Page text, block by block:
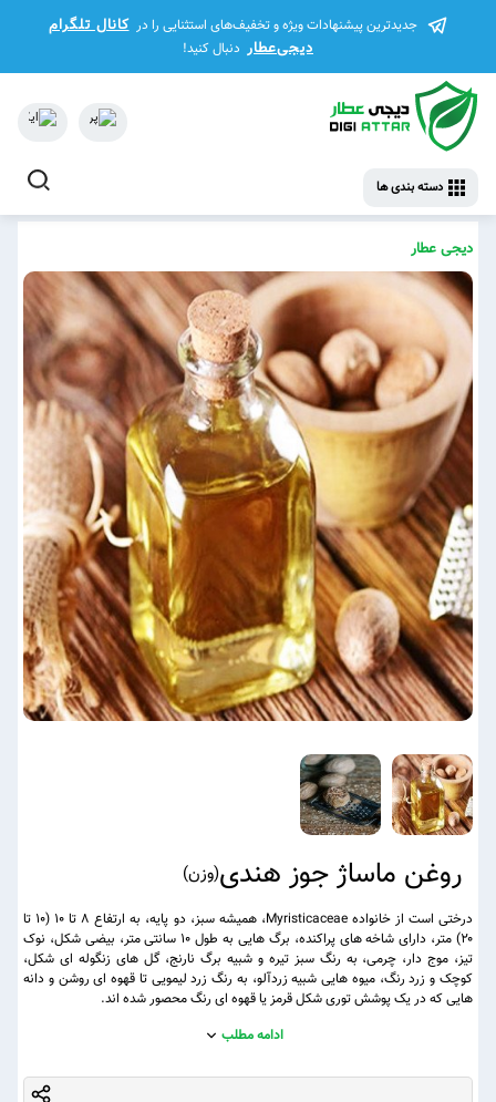
جدیدترین پیشنهادات ویژه و تخفیف‌های استثنایی را در کانال تلگرام
دیجی‌عطار دنبال کنید!
دسته بندی ها
دیجی عطار
روغن ماساژ جوز هندی(وزن)
درختی است از خانواده Myristicaceae، همیشه سبز، دو پایه، به ارتفاع ۸ تا ۱۰ (۱۰ تا
۲۰) متر، دارای شاخه های پراکنده، برگ هایی به طول ۱۰ سانتی متر، بیضی شکل، نوک
تیز، موج دار، چرمی، به رنگ سبز تیره و شبیه برگ نارنج، گل های زنگوله ای شکل،
کوچک و زرد رنگ، میوه هایی شبیه زردآلو، به رنگ زرد لیمویی تا قهوه ای روشن و دانه
هایی که در یک پوشش توری شکل قرمز یا قهوه ای رنگ محصور شده اند.
ادامه مطلب